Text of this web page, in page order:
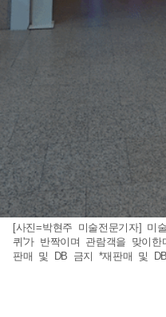
[사진=박현주 미술전문기자] 미
퀴'가 반짝이며 관람객을 맞이한
판매 및 DB 금지 *재판매 및